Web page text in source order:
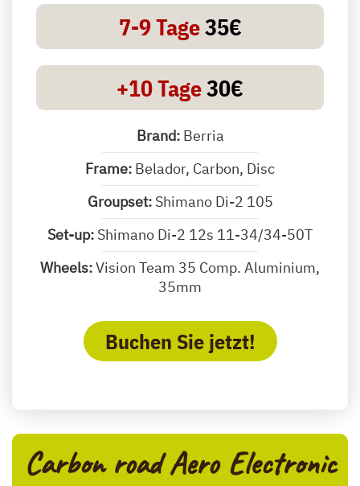
7-9 Tage35€
+10 Tage30€
Brand: Berria
Frame: Belador, Carbon, Disc
Groupset:Shimano Di-2 105
Set-up: Shimano Di-2 12s 11-34/34-50T
Wheels:Vision Team 35 Comp. Aluminium,
35mm
Buchen Sie jetzt!
Carbon road Aero Electronic